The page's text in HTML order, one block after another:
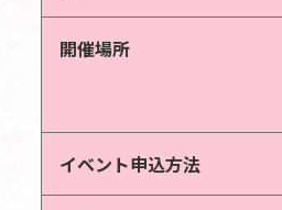
開催場所
イベント申込方法